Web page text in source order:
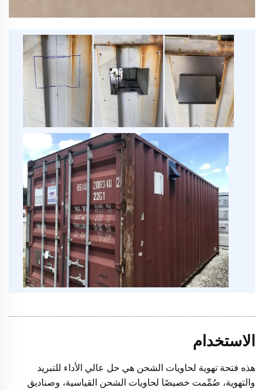
الاستخدام
هذه فتحة تهوية لحاويات الشحن هي حل عالي الأداء للتبريد
والتهوية، صُمِّمت خصيصًا لحاويات الشحن القياسية، وصناديق